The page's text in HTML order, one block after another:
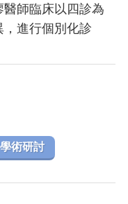
師臨床以四診為
進行個別化診
學術研討